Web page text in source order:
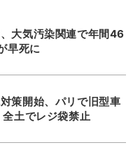
大気汚染関連で年間46
早死に
策開始、パリで旧型車
土でレジ袋禁止